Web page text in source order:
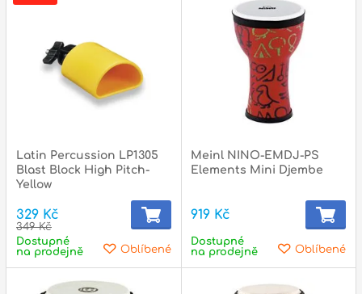
Latin Percussion LP1305
Blast Block High Pitch-
Yellow
329 Kč
349 Kč
Oblíbené
Dostupné
na prodejně
Meinl NINO-EMDJ-PS
Elements Mini Djembe
919 Kč
Oblíbené
Dostupné
na prodejně